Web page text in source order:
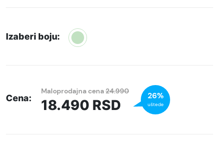
Izaberi boju:
Cena:
Maloprodajna cena24.990
18.490 RSD
26%
uštede